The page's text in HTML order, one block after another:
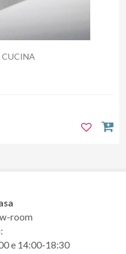
CUCINA
room
e 14:00-18:30